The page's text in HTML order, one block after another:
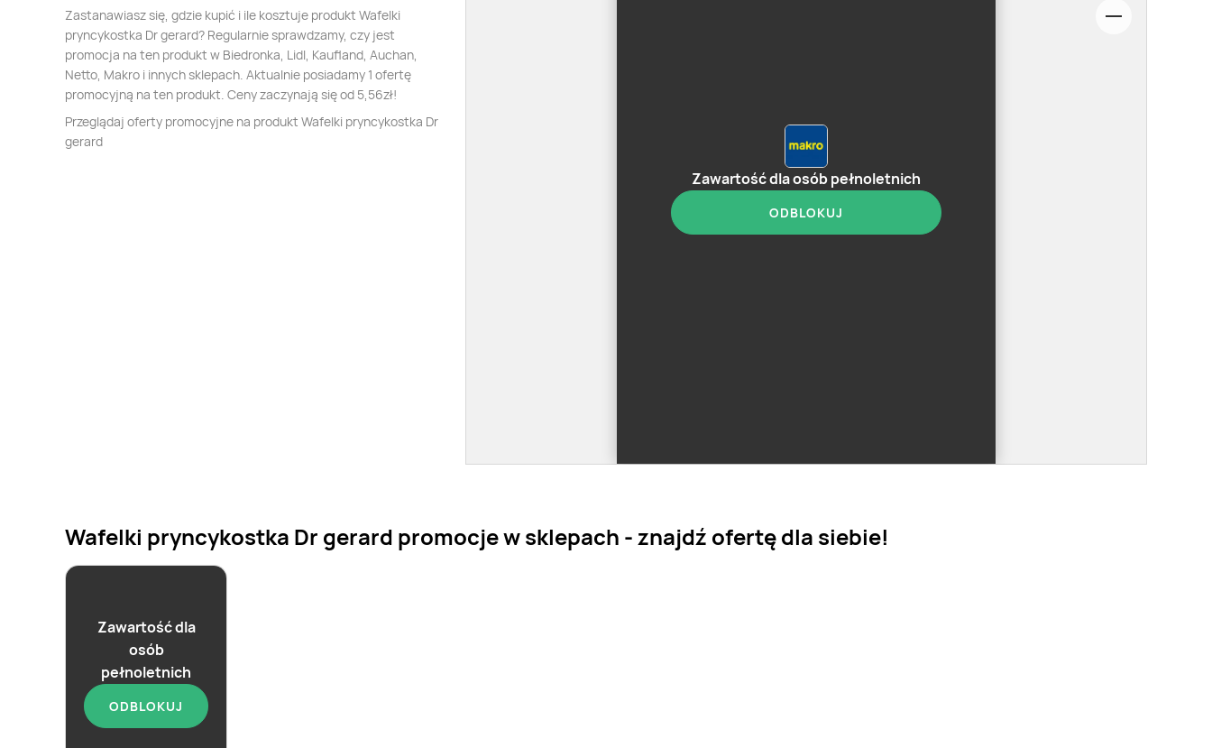
Zastanawiasz się, gdzie kupić i ile kosztuje produkt Wafelki
pryncykostka Dr gerard? Regularnie sprawdzamy, czy jest
promocja na ten produkt w Biedronka, Lidl, Kaufland, Auchan,
Netto, Makro i innych sklepach. Aktualnie posiadamy 1 ofertę
promocyjną na ten produkt. Ceny zaczynają się od 5,56zł!
Przeglądaj oferty promocyjne na produkt Wafelki pryncykostka Dr
gerard
Zawartość dla osób pełnoletnich
ODBLOKUJ
Wafelki pryncykostka Dr gerard promocje w sklepach - znajdź ofertę dla siebie!
Zawartość dla
osób
pełnoletnich
ODBLOKUJ
aktualna
Wafelki
Pryncykostka dr